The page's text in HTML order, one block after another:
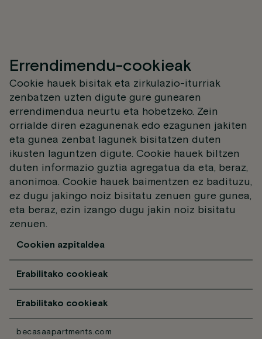
Errendimendu-cookieak
Cookie hauek bisitak eta zirkulazio-iturriak
zenbatzen uzten digute gure gunearen
errendimendua neurtu eta hobetzeko. Zein
orrialde diren ezagunenak edo ezagunen jakiten
eta gunea zenbat lagunek bisitatzen duten
ikusten laguntzen digute. Cookie hauek biltzen
duten informazio guztia agregatua da eta, beraz,
anonimoa. Cookie hauek baimentzen ez badituzu,
ez dugu jakingo noiz bisitatu zenuen gure gunea,
eta beraz, ezin izango dugu jakin noiz bisitatu
zenuen.
Cookien azpitaldea
Erabilitako cookieak
Erabilitako cookieak
becasaapartments.com